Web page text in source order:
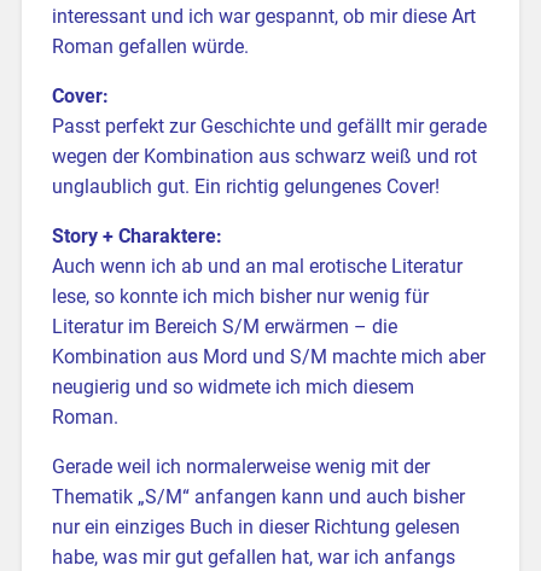
interessant und ich war gespannt, ob mir diese Art
Roman gefallen würde.
Cover:
Passt perfekt zur Geschichte und gefällt mir gerade
wegen der Kombination aus schwarz weiß und rot
unglaublich gut. Ein richtig gelungenes Cover!
Story + Charaktere:
Auch wenn ich ab und an mal erotische Literatur
lese, so konnte ich mich bisher nur wenig für
Literatur im Bereich S/M erwärmen – die
Kombination aus Mord und S/M machte mich aber
neugierig und so widmete ich mich diesem
Roman.
Gerade weil ich normalerweise wenig mit der
Thematik „S/M“ anfangen kann und auch bisher
nur ein einziges Buch in dieser Richtung gelesen
habe, was mir gut gefallen hat, war ich anfangs